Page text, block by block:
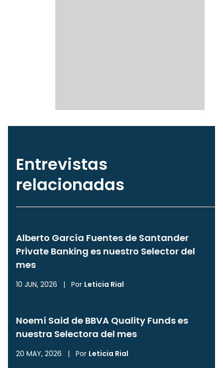
Entrevistas
relacionadas
Alberto García Fuentes de Santander
Private Banking es nuestro Selector del
mes
10 JUN, 2026 | Por Leticia Rial
Noemí Said de BBVA Quality Funds es
nuestra Selectora del mes
20 MAY, 2026 | Por Leticia Rial